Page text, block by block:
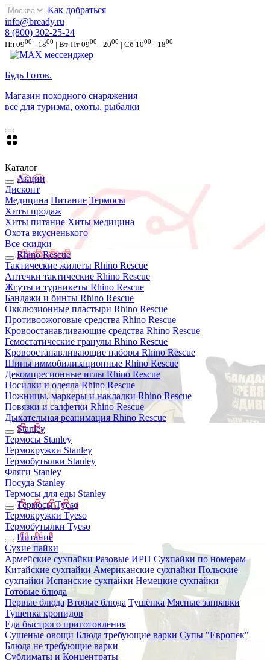
Как добраться
info@bready.ru
8 (800) 302-25-24
Пн 0900 - 1800 | Вт-Пт 0900 - 2000 | Сб 1000 - 1800
Будь Готов.
Магазин походного снаряжения
все для туризма, охоты, рыбалки
Каталог
Акции
Дисконт
Медицина Питание Термосы
Хиты продаж
Хиты питание Хиты медицина
Охота вкусненького
Все скидки
Rhino Rescue
Тактические жилеты Rhino Rescue
Аптечки тактические Rhino Rescue
Жгуты и турникеты Rhino Rescue
Бандажи и бинты Rhino Rescue
Окклюзионные пластыри Rhino Rescue
Противоожоговые средства Rhino Rescue
Кровоостанавливающие средства Rhino Rescue
Гемостатические гранулы Rhino Rescue
Кровоостанавливающие наборы Rhino Rescue
Шины иммобилизационные Rhino Rescue
Декомпресионные иглы Rhino Rescue
Носилки и одеяла Rhino Rescue
Ножницы, маркеры и накладки Rhino Rescue
Повязки и салфетки Rhino Rescue
Дыхательная реанимация Rhino Rescue
Stanley
Термосы Stanley
Термокружки Stanley
Термобутылки Stanley
Фляги Stanley
Посуда Stanley
Термосы для еды Stanley
Термосы Tyeso
Термокружки Tyeso
Термобутылки Tyeso
Питание
Сухие пайки
Армейские сухпайки Разовые ИРП Сухпайки по номерам
Китайские сухпайки Американские сухпайки Польские
сухпайки Испанские сухпайки Немецкие сухпайки
Готовые блюда
Первые блюда Вторые блюда Тушёнка Мясные заправки
Тушенка кронидов
Еда быстрого приготовления
Сушеные овощи Блюда требующие варки Супы "Европек"
Блюда не требующие варки
Сублиматы и Концентраты